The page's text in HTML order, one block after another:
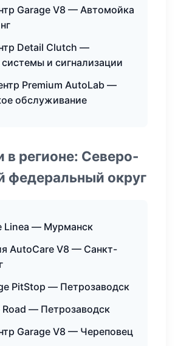
Garage V8 — Автомойка
Detail Clutch —
и сигнализации
Premium AutoLab —
обслуживание
в регионе: Северо-
федеральный округ
Linea — Мурманск
AutoCare V8 — Санкт-
PitStop — Петрозаводск
— Петрозаводск
Garage V8 — Череповец